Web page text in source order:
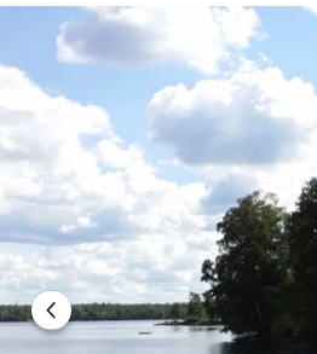
Föregående
bild